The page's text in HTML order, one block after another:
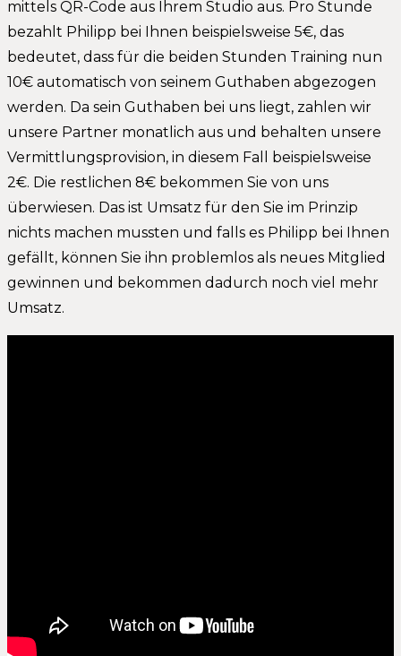
mittels QR-Code aus Ihrem Studio aus. Pro Stunde
bezahlt Philipp bei Ihnen beispielsweise 5€, das
bedeutet, dass für die beiden Stunden Training nun
10€ automatisch von seinem Guthaben abgezogen
werden. Da sein Guthaben bei uns liegt, zahlen wir
unsere Partner monatlich aus und behalten unsere
Vermittlungsprovision, in diesem Fall beispielsweise
2€. Die restlichen 8€ bekommen Sie von uns
überwiesen. Das ist Umsatz für den Sie im Prinzip
nichts machen mussten und falls es Philipp bei Ihnen
gefällt, können Sie ihn problemlos als neues Mitglied
gewinnen und bekommen dadurch noch viel mehr
Umsatz.